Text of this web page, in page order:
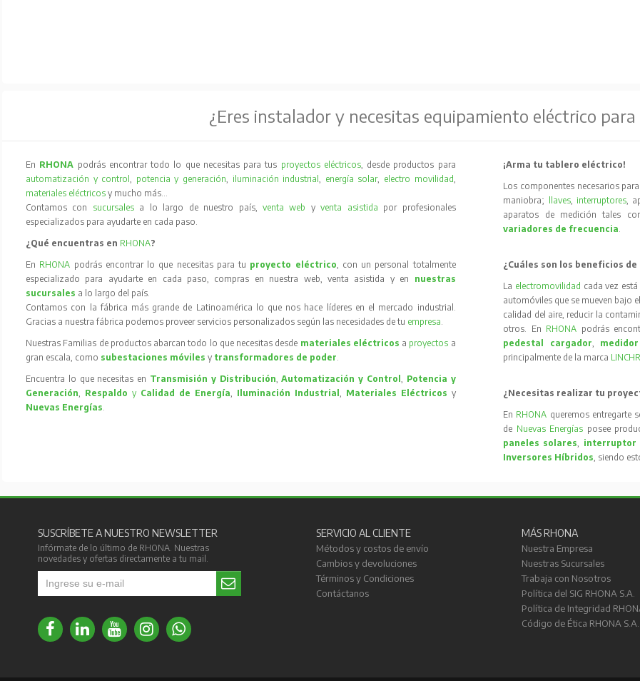
¿Eres instalador y necesitas equipamiento eléctrico
En RHONA podrás encontrar todo lo que necesitas para tus proyectos eléctricos, desde productos para
automatización y control, potencia y generación, iluminación industrial, energía solar, electro movilidad,
materiales eléctricos y mucho más…
Contamos con sucursales a lo largo de nuestro país, venta web yventa asistida por profesionales
especializados para ayudarte en cada paso.
¿Qué encuentras en RHONA?
En RHONA podrás encontrar lo que necesitas para tu proyecto eléctrico, con un personal totalmente
especializado para ayudarte en cada paso, compras en nuestra web, venta asistida y en nuestras
sucursales a lo largo del país.
Contamos con la fábrica más grande de Latinoamérica lo que nos hace líderes en el mercado industrial.
Gracias a nuestra fábrica podemos proveer servicios personalizados según las necesidades de tu empresa.
Nuestras Familias de productos abarcan todo lo que necesitas desde materiales eléctricos a proyectos a
gran escala, como subestaciones móvilesy transformadores de poder.
Encuentra lo que necesitas en Transmisión y Distribución,Automatización y Control, Potencia y
Generación, Respaldo y Calidad de Energía, Iluminación Industrial , Materiales Eléctricos y
Nuevas Energías.
¡Arma tu tablero eléctrico!
Los componentes necesarios
maniobra;
llaves, interruptores,
aparatos de medición tales
variadores de frecuencia.
¿Cuáles son los beneficios de
La electromovilidad cada vez
automóviles que se mueven bajo
calidad del aire, reducir la
otros. En RHONA podrás
pedestal cargador,
principalmente de la marca LINCHR
¿Necesitas realizar tu
En RHONA queremos entregarte
de Nuevas Energías posee
paneles solares, interruptor
Inversores Híbridos, siendo
SUSCRÍBETE A NUESTRO NEWSLETTER
Infórmate de lo último de RHONA. Nuestras
novedades y ofertas directamente a tu mail.
SERVICIO AL CLIENTE
Métodos y costos de envío
Cambios y devoluciones
Términos y Condiciones
Contáctanos
MÁS RHONA
Nuestra Empresa
Nuestras Sucursales
Trabaja con Nosotros
Política del SIG RHONA S.A.
Política de Integridad
Código de Ética RHONA S.A.